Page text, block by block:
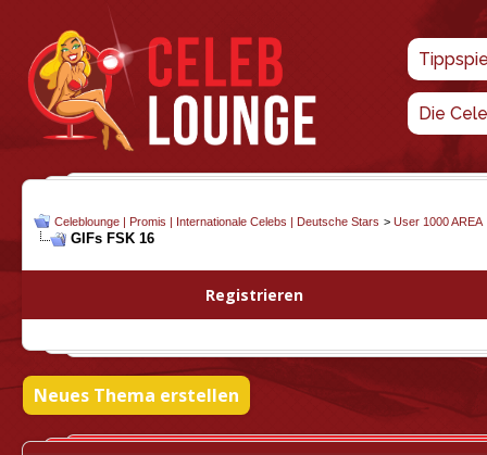
Die
Celeblounge | Promis | Internationale Celebs | Deutsche Stars > User 1000 AREA
GIFs FSK 16
Registrieren
Neues Thema erstellen